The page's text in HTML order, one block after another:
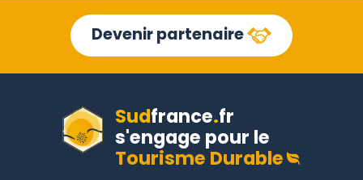
Devenir partenaire
Sudfrance.fr
s'engage pour le
Tourisme Durable